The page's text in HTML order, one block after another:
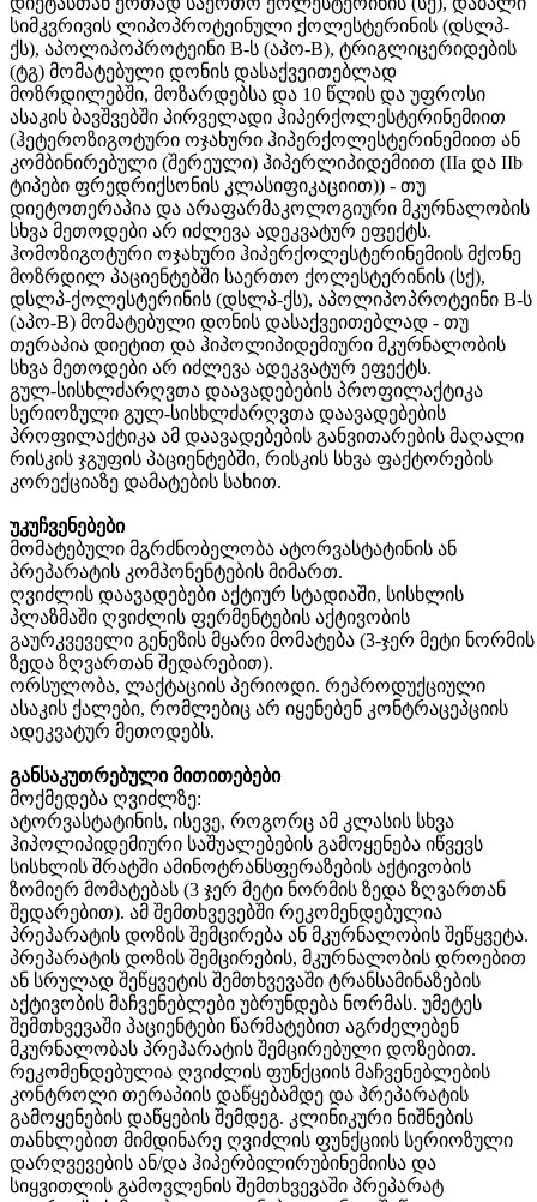
სიმკვრივის ლიპოპროტეინული ქოლესტერინის (დსლპ-
ქს), აპოლიპოპროტეინი B-ს (აპო-B), ტრიგლიცერიდების
(ტგ) მომატებული დონის დასაქვეითებლად
მოზრდილებში, მოზარდებსა და 10 წლის და უფროსი
ასაკის ბავშვებში პირველადი ჰიპერქოლესტერინემიით
(ჰეტეროზიგოტური ოჯახური ჰიპერქოლესტერინემიით ან
კომბინირებული (შერეული) ჰიპერლიპიდემიით (IIa და IIb
ტიპები ფრედრიქსონის კლასიფიკაციით)) - თუ
დიეტოთერაპია და არაფარმაკოლოგიური მკურნალობის
სხვა მეთოდები არ იძლევა ადეკვატურ ეფექტს.
ჰომოზიგოტური ოჯახური ჰიპერქოლესტერინემიის მქონე
მოზრდილ პაციენტებში საერთო ქოლესტერინის (სქ),
დსლპ-ქოლესტერინის (დსლპ-ქს), აპოლიპოპროტეინი B-ს
(აპო-B) მომატებული დონის დასაქვეითებლად - თუ
თერაპია დიეტით და ჰიპოლიპიდემიური მკურნალობის
სხვა მეთოდები არ იძლევა ადეკვატურ ეფექტს.
გულ-სისხლძარღვთა დაავადებების პროფილაქტიკა
სერიოზული გულ-სისხლძარღვთა დაავადებების
პროფილაქტიკა ამ დაავადებების განვითარების მაღალი
რისკის ჯგუფის პაციენტებში, რისკის სხვა ფაქტორების
კორექციაზე დამატების სახით.
უკუჩვენებები
მომატებული მგრძნობელობა ატორვასტატინის ან
პრეპარატის კომპონენტების მიმართ.
ღვიძლის დაავადებები აქტიურ სტადიაში, სისხლის
პლაზმაში ღვიძლის ფერმენტების აქტივობის
გაურკვეველი გენეზის მყარი მომატება (3-ჯერ მეტი ნორმის
ზედა ზღვართან შედარებით).
ორსულობა, ლაქტაციის პერიოდი. რეპროდუქციული
ასაკის ქალები, რომლებიც არ იყენებენ კონტრაცეპციის
ადეკვატურ მეთოდებს.
განსაკუთრებული მითითებები
მოქმედება ღვიძლზე:
ატორვასტატინის, ისევე, როგორც ამ კლასის სხვა
ჰიპოლიპიდემიური საშუალებების გამოყენება იწვევს
სისხლის შრატში ამინოტრანსფერაზების აქტივობის
ზომიერ მომატებას (3 ჯერ მეტი ნორმის ზედა ზღვართან
შედარებით). ამ შემთხვევებში რეკომენდებულია
პრეპარატის დოზის შემცირება ან მკურნალობის შეწყვეტა.
პრეპარატის დოზის შემცირების, მკურნალობის დროებით
ან სრულად შეწყვეტის შემთხვევაში ტრანსამინაზების
აქტივობის მაჩვენებლები უბრუნდება ნორმას. უმეტეს
შემთხვევაში პაციენტები წარმატებით აგრძელებენ
მკურნალობას პრეპარატის შემცირებული დოზებით.
რეკომენდებულია ღვიძლის ფუნქციის მაჩვენებლების
კონტროლი თერაპიის დაწყებამდე და პრეპარატის
გამოყენების დაწყების შემდეგ. კლინიკური ნიშნების
თანხლებით მიმდინარე ღვიძლის ფუნქციის სერიოზული
დარღვევების ან/და ჰიპერბილირუბინემიისა და
სიყვითლის გამოვლენის შემთხვევაში პრეპარატ